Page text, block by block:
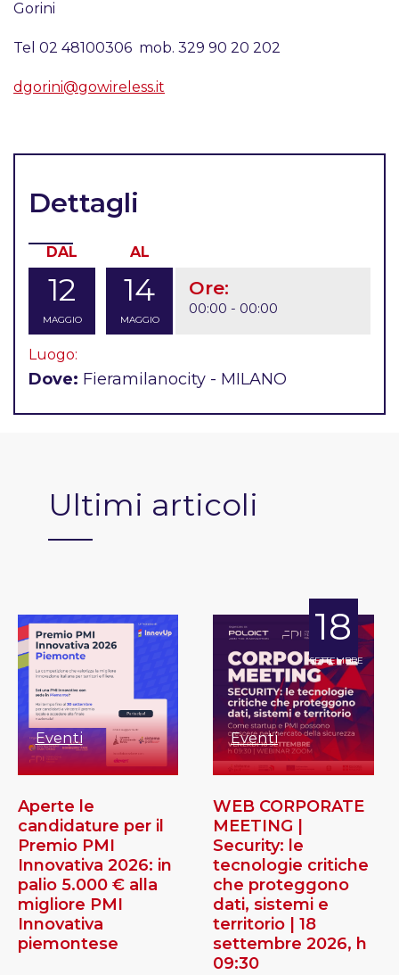
Gorini
Tel 02 48100306  mob. 329 90 20 202
dgorini@gowireless.it
Dettagli
DAL
12
MAGGIO
AL
14
MAGGIO
Ore:
00:00 - 00:00
Luogo:
Dove: Fieramilanocity - MILANO
Ultimi articoli
Eventi
Aperte le
candidature per il
Premio PMI
Innovativa 2026: in
palio 5.000 € alla
migliore PMI
Innovativa
piemontese
18
SETTEMBRE
Eventi
WEB CORPORATE
MEETING |
Security: le
tecnologie critiche
che proteggono
dati, sistemi e
territorio | 18
settembre 2026, h
09:30